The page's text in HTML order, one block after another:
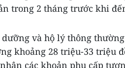
trong 2 tháng trước khi
và hộ lý thông thường
khoảng 28 triệu-33 triệu
các khoản phụ cấp